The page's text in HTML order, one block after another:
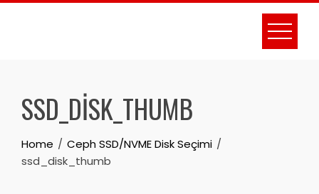
Skip
SSD_DISK_THUMB
Home
Ceph SSD/NVME Disk Seçimi
ssd_disk_thumb